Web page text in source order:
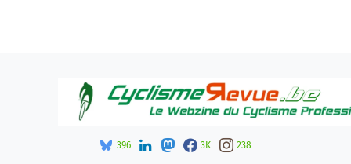
396 3K 238